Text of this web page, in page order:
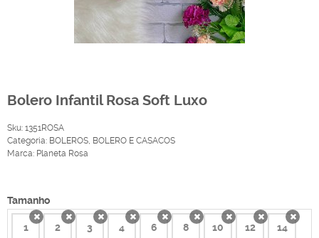
Bolero Infantil Rosa Soft Luxo
Sku: 1351ROSA
Categoria: BOLEROS, BOLERO E CASACOS
Marca: Planeta Rosa
Tamanho
1 2 3 4 6 8 10x 12x 14x